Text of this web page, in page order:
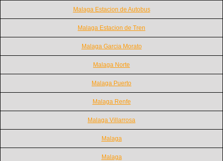
Malaga Estacion de Autobus
Malaga Estacion de Tren
Malaga Garcia Morato
Malaga Norte
Malaga Puerto
Malaga Renfe
Malaga Villarrosa
Malaga
Malaga